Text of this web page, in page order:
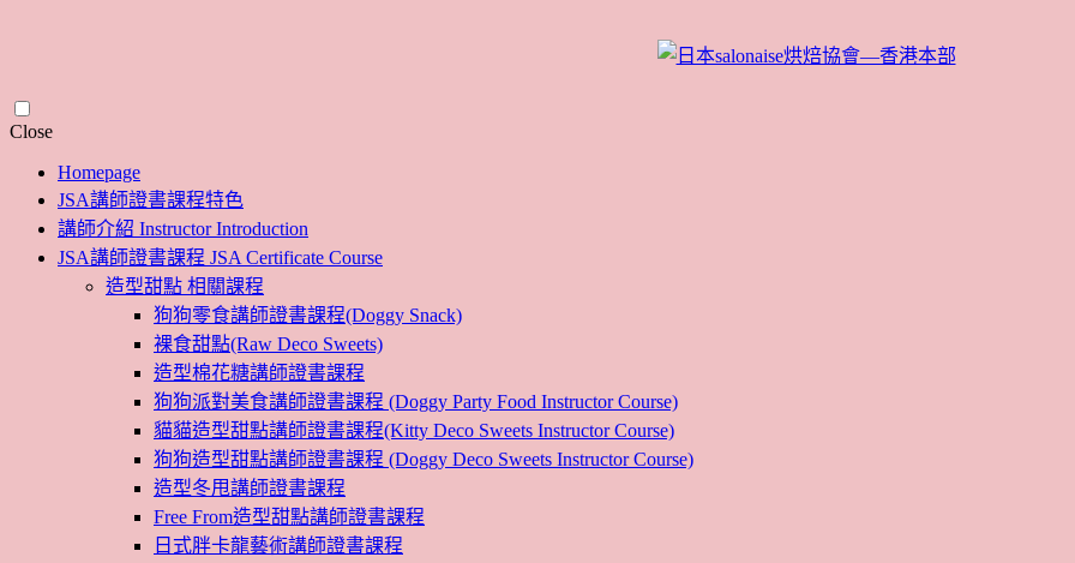
CloseSkip
content
Homepage
JSA講師證書課程特色
講師介紹 Instructor Introduction
JSA講師證書課程 JSA Certificate Course
造型甜點 相關課程
狗狗零食講師證書課程(Doggy Snack)
裸食甜點(Raw Deco Sweets)
造型棉花糖講師證書課程
狗狗派對美食講師證書課程 (Doggy Party Food Instructor Course)
貓貓造型甜點講師證書課程(Kitty Deco Sweets Instructor Course)
狗狗造型甜點講師證書課程 (Doggy Deco Sweets Instructor Course)
造型冬甩講師證書課程
Free From造型甜點講師證書課程
日式胖卡龍藝術講師證書課程